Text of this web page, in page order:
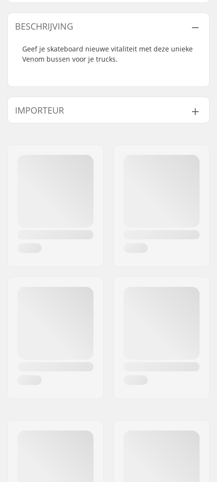
BESCHRIJVING
Geef je skateboard nieuwe vitaliteit met deze unieke
Venom bussen voor je trucks.
IMPORTEUR